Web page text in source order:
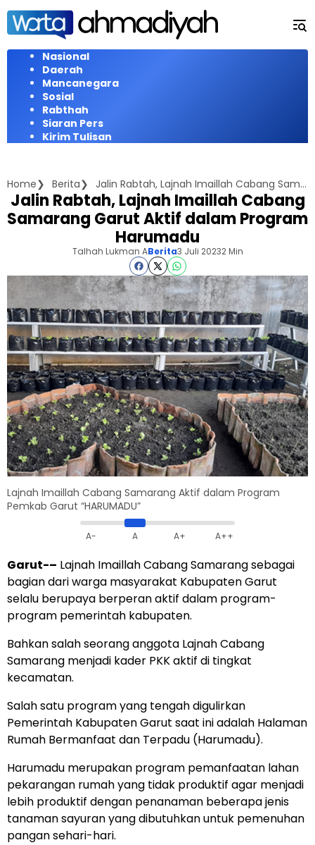
Langsung
konten
Nasional
Daerah
Mancanegara
Sosial
Rabthah
Siaran Pers
Kirim Tulisan
Home Berita Jalin Rabtah, Lajnah Imaillah Cabang Samarang Garut Aktif dalam Program Harumadu
Jalin Rabtah, Lajnah Imaillah Cabang
Samarang Garut Aktif dalam Program
Harumadu
Talhah Lukman ABerita3 Juli 20232 Min
Lajnah Imaillah Cabang Samarang Aktif dalam Program
Pemkab Garut “HARUMADU”
A- A A+ A++
Garut-– Lajnah Imaillah Cabang Samarang sebagai
bagian dari warga masyarakat Kabupaten Garut
selalu berupaya berperan aktif dalam program-
program pemerintah kabupaten.
Bahkan salah seorang anggota Lajnah Cabang
Samarang menjadi kader PKK aktif di tingkat
kecamatan.
Salah satu program yang tengah digulirkan
Pemerintah Kabupaten Garut saat ini adalah Halaman
Rumah Bermanfaat dan Terpadu (Harumadu).
Harumadu merupakan program pemanfaatan lahan
pekarangan rumah yang tidak produktif agar menjadi
lebih produktif dengan penanaman beberapa jenis
tanaman sayuran yang dibutuhkan untuk pemenuhan
pangan sehari-hari.